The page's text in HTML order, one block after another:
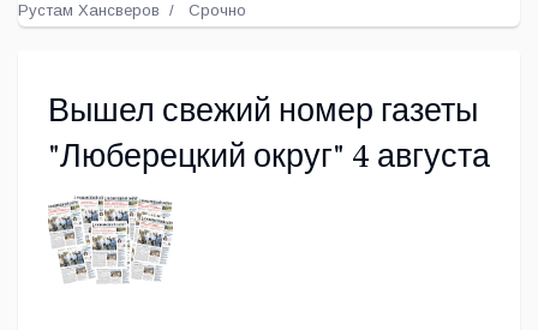
Рустам Хансверов Срочно
Вышел свежий номер газеты
"Люберецкий округ" 4 августа